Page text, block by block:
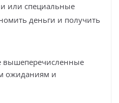
или специальные
деньги и получить
вышеперечисленные
ожиданиям и